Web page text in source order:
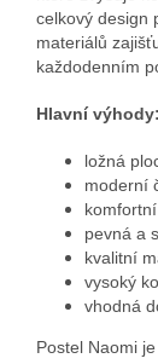
celkový design
materiálů
každodenním
Hlavní výhody:
ložná
moderní
pevná a
kvalitní
vysoký
vhodná
Postel Naomi